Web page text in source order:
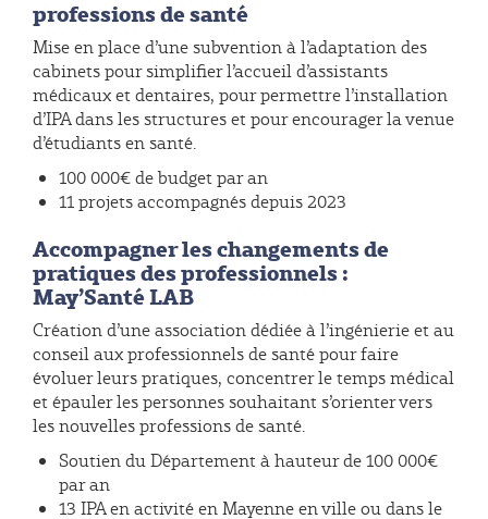
professions de santé
Mise en place d’une subvention à l’adaptation des
cabinets pour simplifier l’accueil d’assistants
médicaux et dentaires, pour permettre l’installation
d’IPA dans les structures et pour encourager la venue
d’étudiants en santé.
100 000€ de budget par an
11 projets accompagnés depuis 2023
Accompagner les changements de
pratiques des professionnels :
May’Santé LAB
Création d’une association dédiée à l’ingénierie et au
conseil aux professionnels de santé pour faire
évoluer leurs pratiques, concentrer le temps médical
et épauler les personnes souhaitant s’orienter vers
les nouvelles professions de santé.
Soutien du Département à hauteur de 100 000€
par an
13 IPA en activité en Mayenne en ville ou dans le